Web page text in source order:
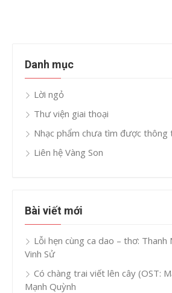
Danh mục
Lời ngỏ
Thư viện giai thoại
Nhạc phẩm chưa tìm được thông
Liên hệ Vàng Son
Bài viết mới
Lỗi hẹn cùng ca dao – thơ: Thanh
Vinh Sử
Có chàng trai viết lên cây (OST:
Mạnh Quỳnh